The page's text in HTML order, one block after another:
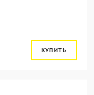
КУПИТЬ